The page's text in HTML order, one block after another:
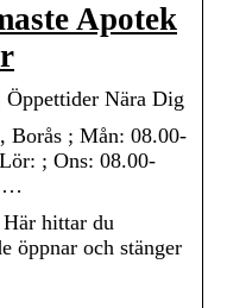
Apotek
Nära Dig
Borås ; Mån: 08.00-
; Ons: 08.00-
…
hittar du
öppnar och stänger